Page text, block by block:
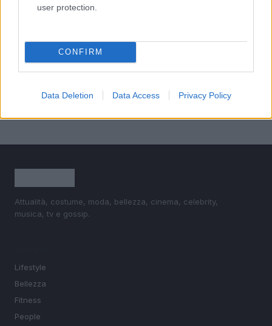
user protection.
CONFIRM
Data Deletion Data Access Privacy Policy
Moda estate 2026: le collezioni e gli accessori più
4 Capelli grigi: la sfumatura ghiaccio che illumina il viso
5 Bikini con stampa pitonata: il trend estivo scelto da
Attualità, costume, moda, bellezza, cinema, celebrity,
musica, tv e gossip.
Lifestyle
Bellezza
Fitness
People